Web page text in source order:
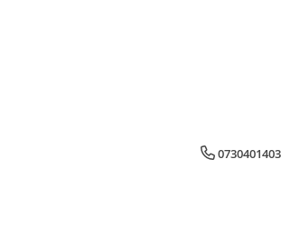
0730401403